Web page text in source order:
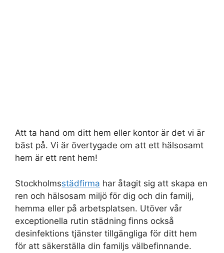
Att ta hand om ditt hem eller kontor är det vi är
bäst på. Vi är övertygade om att ett hälsosamt
hem är ett rent hem!
Stockholmsstädfirma har åtagit sig att skapa en
ren och hälsosam miljö för dig och din familj,
hemma eller på arbetsplatsen. Utöver vår
exceptionella rutin städning finns också
desinfektions tjänster tillgängliga för ditt hem
för att säkerställa din familjs välbefinnande.